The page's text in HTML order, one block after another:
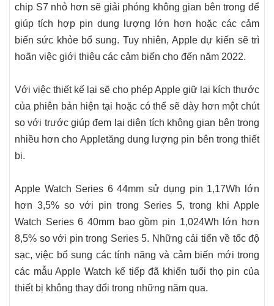
chip S7 nhỏ hơn sẽ giải phóng không gian bên trong để
giúp tích hợp pin dung lượng lớn hơn hoặc các cảm
biến sức khỏe bổ sung. Tuy nhiên, Apple dự kiến ​​sẽ trì
hoãn việc giới thiệu các cảm biến cho đến năm 2022.
Với việc thiết kế lại ​​sẽ cho phép Apple giữ lại kích thước
của phiên bản hiện tại hoặc có thể sẽ dày hơn một chút
so với trước giúp đem lại diện tích không gian bên trong
nhiều hơn cho Appletăng dung lượng pin bên trong thiết
bị.
Apple Watch Series 6 44mm sử dụng pin 1,17Wh lớn
hơn 3,5% so với pin trong Series 5, trong khi Apple
Watch Series 6 40mm bao gồm pin 1,024Wh lớn hơn
8,5% so với pin trong Series 5. Những cải tiến về tốc độ
sạc, việc bổ sung các tính năng và cảm biến mới trong
các mẫu Apple Watch kế tiếp đã khiến tuổi thọ pin của
thiết bị không thay đổi trong những năm qua.